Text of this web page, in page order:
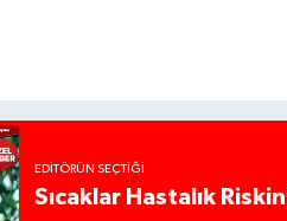
EDITÖRÜN SEÇTIĞI
Sıcaklar Hastalık